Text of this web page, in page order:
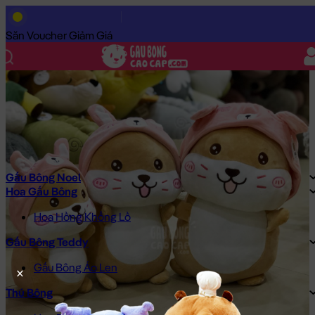
Săn Voucher Giảm Giá
Gấu Bông Noel
Hoa Gấu Bông
Hoa Hồng Khổng Lồ
Gấu Bông Teddy
Gấu Bông Áo Len
Thú Bông
Trang Chủ